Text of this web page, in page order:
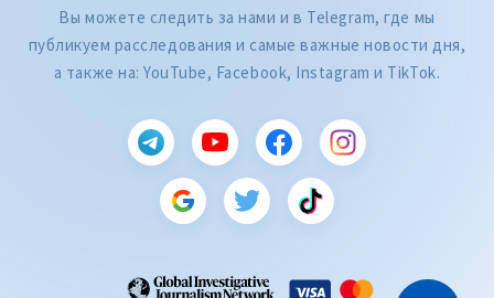
Вы можете следить за нами и в Telegram, где мы
публикуем расследования и самые важные новости дня,
а также на: YouTube, Facebook, Instagram и TikTok.
CITEȘTE